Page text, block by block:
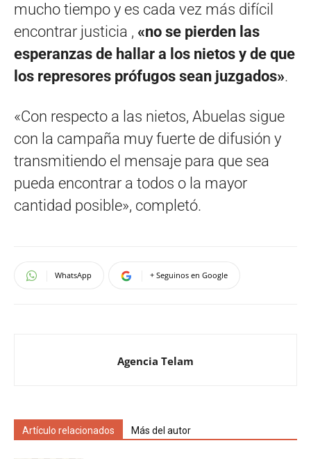
mucho tiempo y es cada vez más difícil
encontrar justicia , «no se pierden las
esperanzas de hallar a los nietos y de que
los represores prófugos sean juzgados».
«Con respecto a las nietos, Abuelas sigue
con la campaña muy fuerte de difusión y
transmitiendo el mensaje para que sea
pueda encontrar a todos o la mayor
cantidad posible», completó.
WhatsApp + Seguinos en Google
Agencia Telam
Artículo relacionados Más del autor